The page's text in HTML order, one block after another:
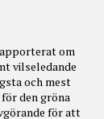
om
vilseledande
och mest
den gröna
för att